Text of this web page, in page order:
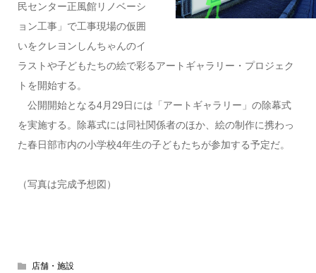
民センター正風館リノベーシ
ョン工事」で工事現場の仮囲
いをクレヨンしんちゃんのイ
ラストや子どもたちの絵で彩るアートギャラリー・プロジェク
トを開始する。
公開開始となる4月29日には「アートギャラリー」の除幕式
を実施する。除幕式には同社関係者のほか、絵の制作に携わっ
た春日部市内の小学校4年生の子どもたちが参加する予定だ。
（写真は完成予想図）
店舗・施設